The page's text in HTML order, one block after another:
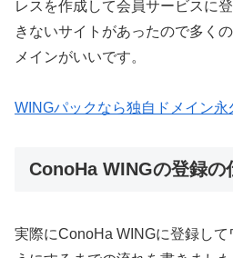
レスを作成して会員サービスに
きないサイトがあったので多く
メインがいいです。
WINGパックなら独自ドメイン永
ConoHa WINGの登録の
実際にConoHa WINGに登録して